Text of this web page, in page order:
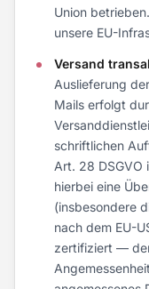
Union
unsere EU-
Versand
Auslieferung
Mails erfolgt
schriftlichen
Art. 28 DSGVO
hierbei eine
(insbesondere
nach dem EU-
zertifiziert —